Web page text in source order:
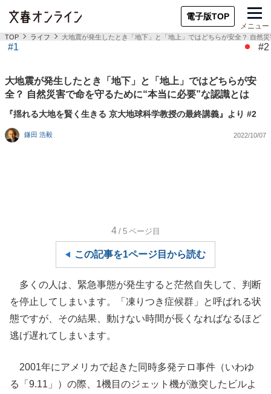
電子版TOP
メニュー
TOP ライフ 大地震が発生したとき「地下」と「地上」ではどちらが安全？ 自然
#1 #2
大地震が発生したとき「地下」と「地上」ではどちらが安
全？ 自然災害で命を守るために“本当に必要”な認識とは
『揺れる大地を賢く生きる 京大地球科学教授の最終講義』より #2
鎌田 浩毅 2022/10/07
4 /5 ページ目
この記事を1ページ目から読む
多くの人は、緊急事態が発生すると茫然自失して、判断
を停止してしまいます。「凍りつき症候群」と呼ばれる状
態ですが、その結果、動けない時間が長くなればなるほど
逃げ遅れてしまいます。
2001年にアメリカで起きた同時多発テロ事件（いわゆ
る「9.11」）の際、1機目のジェット機が激突したビルよ